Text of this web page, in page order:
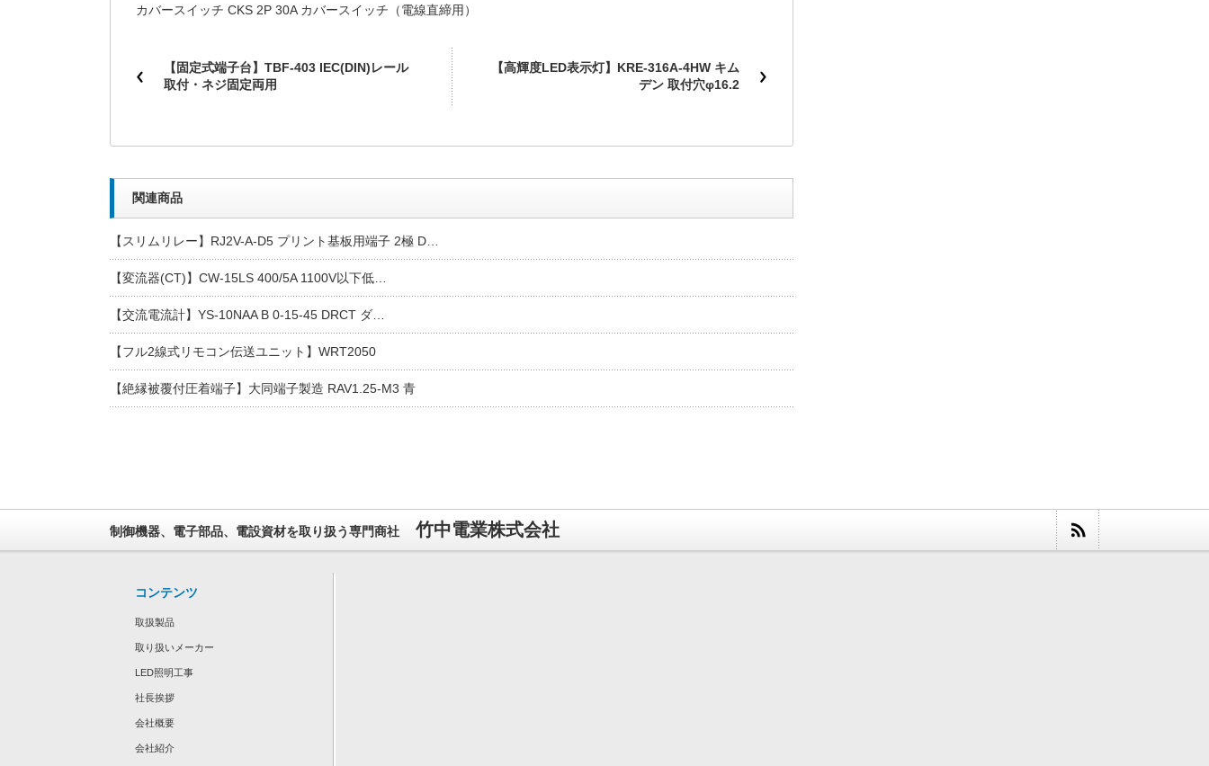
カバースイッチ CKS 2P 30A カバースイッチ（電線直締用）
【固定式端子台】TBF-403 IEC(DIN)レール
取付・ネジ固定両用
【高輝度LED表示灯】KRE-316A-4HW キム
デン 取付穴φ16.2
関連商品
【スリムリレー】RJ2V-A-D5 プリント基板用端子 2極 D…
【変流器(CT)】CW-15LS 400/5A 1100V以下低…
【交流電流計】YS-10NAA B 0-15-45 DRCT ダ…
【フル2線式リモコン伝送ユニット】WRT2050
【絶縁被覆付圧着端子】大同端子製造 RAV1.25-M3 青
制御機器、電子部品、電設資材を取り扱う専門商社 竹中電業株式会社
コンテンツ
取扱製品
取り扱いメーカー
LED照明工事
社長挨拶
会社概要
会社紹介